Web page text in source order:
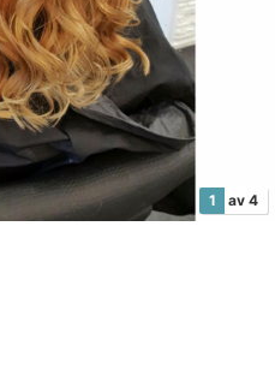
1 av 4